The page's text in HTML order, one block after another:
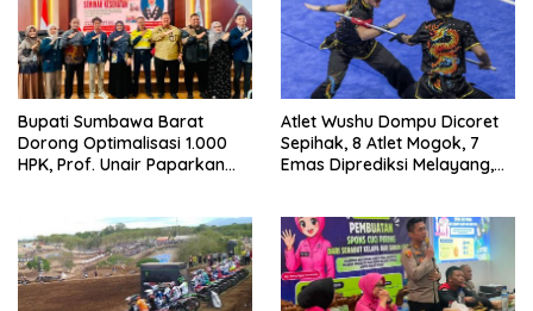
Bupati Sumbawa Barat
Dorong Optimalisasi 1.000
HPK, Prof. Unair Paparkan
Atlet Wushu Dompu Dicoret
Sepihak, 8 Atlet Mogok, 7
Emas Diprediksi Melayang,